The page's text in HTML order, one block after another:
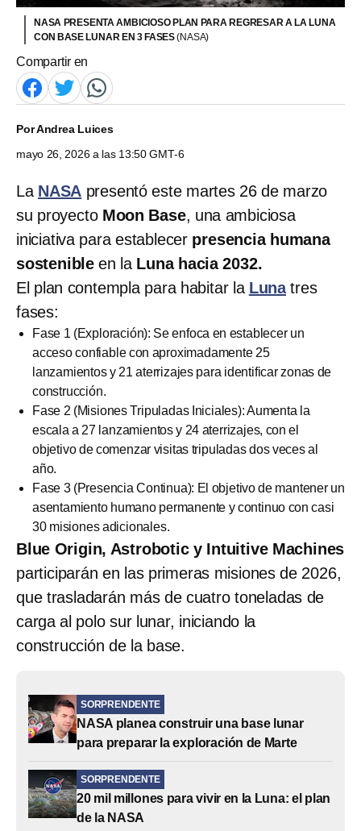
NASA PRESENTA AMBICIOSO PLAN PARA REGRESAR A LA LUNA
CON BASE LUNAR EN 3 FASES(NASA)
Compartir en
PorAndrea Luices
mayo 26, 2026 a las 13:50 GMT-6
La NASA presentó este martes 26 de marzo
su proyecto Moon Base, una ambiciosa
iniciativa para establecer presencia humana
sostenible en la Luna hacia 2032.
El plan contempla para habitar la Lunatres
fases:
Fase 1 (Exploración): Se enfoca en establecer un
acceso confiable con aproximadamente 25
lanzamientos y 21 aterrizajes para identificar zonas de
construcción.
Fase 2 (Misiones Tripuladas Iniciales): Aumenta la
escala a 27 lanzamientos y 24 aterrizajes, con el
objetivo de comenzar visitas tripuladas dos veces al
año.
Fase 3 (Presencia Continua): El objetivo de mantener un
asentamiento humano permanente y continuo con casi
30 misiones adicionales.
Blue Origin, Astrobotic y Intuitive Machines
participarán en las primeras misiones de 2026,
que trasladarán más de cuatro toneladas de
carga al polo sur lunar, iniciando la
construcción de la base.
SORPRENDENTE
NASA planea construir una base lunar
para preparar la exploración de Marte
SORPRENDENTE
20 mil millones para vivir en la Luna: el plan
de la NASA